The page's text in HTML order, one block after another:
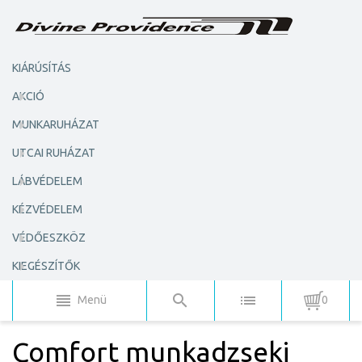
KIÁRÚSÍTÁS
AKCIÓ
MUNKARUHÁZAT
UTCAI RUHÁZAT
LÁBVÉDELEM
KÉZVÉDELEM
VÉDŐESZKÖZ
KIEGÉSZÍTŐK
Menü 0
Comfort munkadzseki